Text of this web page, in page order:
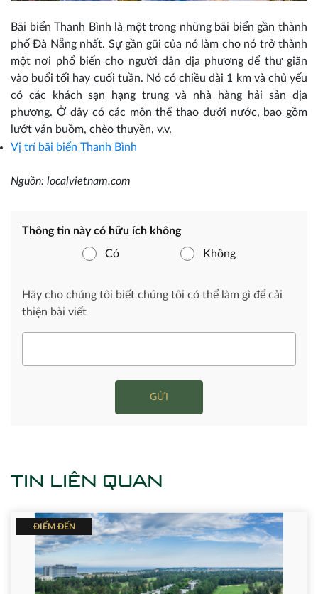
Bãi biển Thanh Bình là một trong những bãi biển gần thành
phố Đà Nẵng nhất. Sự gần gũi của nó làm cho nó trở thành
một nơi phổ biến cho người dân địa phương để thư giãn
vào buổi tối hay cuối tuần. Nó có chiều dài 1 km và chủ yếu
có các khách sạn hạng trung và nhà hàng hải sản địa
phương. Ở đây có các môn thể thao dưới nước, bao gồm
lướt ván buồm, chèo thuyền, v.v.
Vị trí bãi biển Thanh Bình
Nguồn: localvietnam.com
Thông tin này có hữu ích không
Có
Không
Hãy cho chúng tôi biết chúng tôi có thể làm gì để cải
thiện bài viết
GỬI
TIN LIÊN QUAN
ĐIỂM ĐẾN